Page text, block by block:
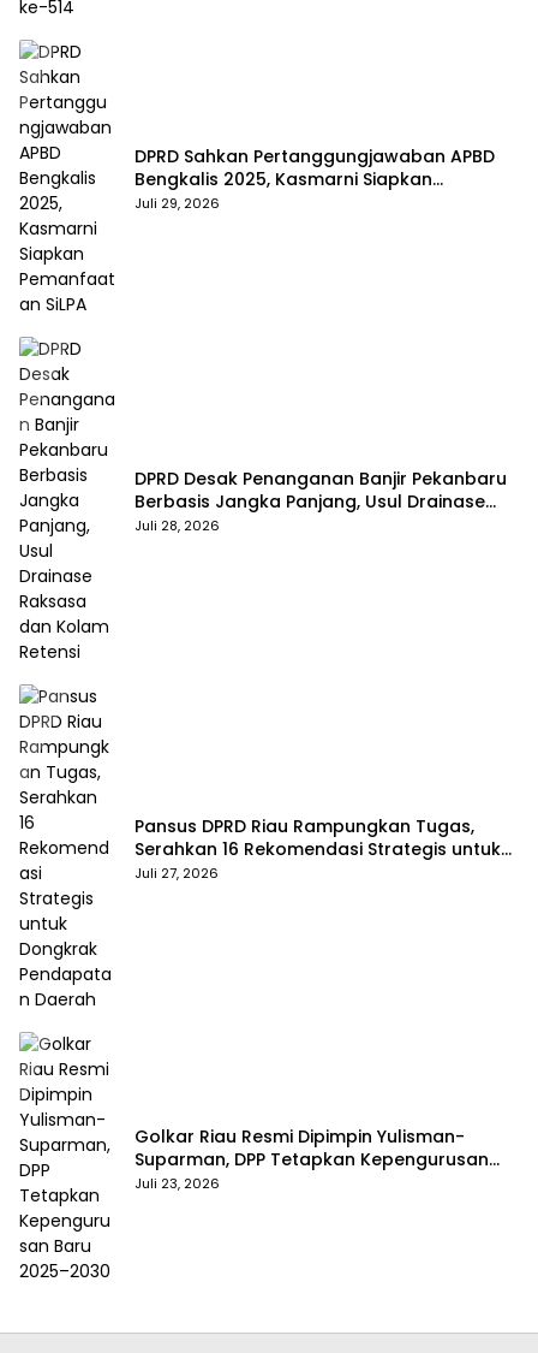
DPRD Sahkan Pertanggungjawaban APBD
Bengkalis 2025, Kasmarni Siapkan
Pemanfaatan SiLPA
Juli 29, 2026
DPRD Desak Penanganan Banjir Pekanbaru
Berbasis Jangka Panjang, Usul Drainase
Raksasa dan Kolam Retensi
Juli 28, 2026
Pansus DPRD Riau Rampungkan Tugas,
Serahkan 16 Rekomendasi Strategis untuk
Dongkrak Pendapatan Daerah
Juli 27, 2026
Golkar Riau Resmi Dipimpin Yulisman-
Suparman, DPP Tetapkan Kepengurusan
Baru 2025–2030
Juli 23, 2026